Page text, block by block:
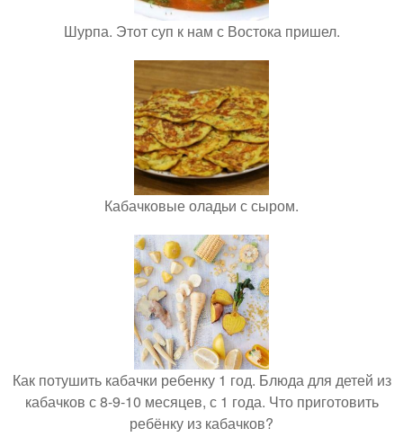
Шурпа. Этот суп к нам с Востока пришел.
Кабачковые оладьи с сыром.
Как потушить кабачки ребенку 1 год. Блюда для детей из
кабачков с 8-9-10 месяцев, с 1 года. Что приготовить
ребёнку из кабачков?